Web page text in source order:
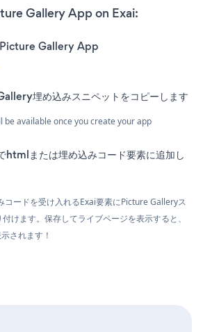
Gallery App on Exai:
Gallery App
埋め込みスニペットをコピーします
be available once you create your app
htmlまたは埋め込みコード要素に追加し
コードを受け入れるExai要素にPicture Galleryス
けます。保存してライブページを表示すると、
されます！